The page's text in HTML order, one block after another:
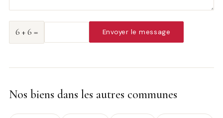
6 + 6 = Envoyer le message
Nos biens dans les autres communes